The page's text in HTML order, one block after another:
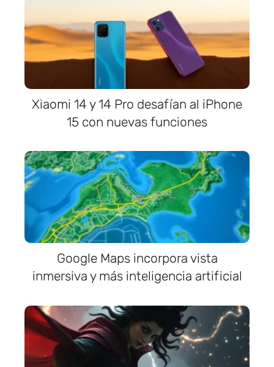
Xiaomi 14 y 14 Pro desafían al iPhone
15 con nuevas funciones
Google Maps incorpora vista
inmersiva y más inteligencia artificial